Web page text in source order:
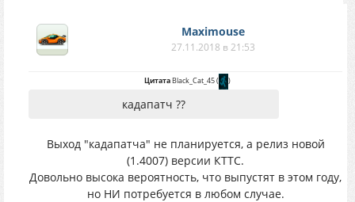
Maximouse
27.11.2018 в 21:53
ЦитатаBlack_Cat_45( )
кадапатч ??
Выход "кадапатча" не планируется, а релиз новой
(1.4007) версии КТТС.
Довольно высока вероятность, что выпустят в этом году,
но НИ потребуется в любом случае.